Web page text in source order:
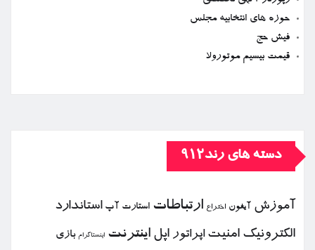
حوزه های انتخابیه مجلس
فیش حج
قیمت بیسیم موتورولا
دسته های رند912
آموزش آیفون اختراع ارتباطات استارت آپ استاندارد
الكترونیك امنیت اپراتور اپل اینترنت اینستاگرام بازی